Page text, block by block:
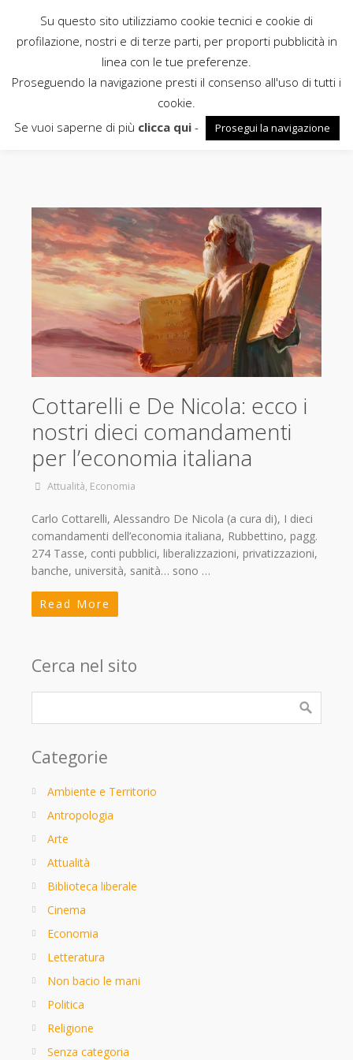
Rubbettino
Cottarelli
Cottarelli e De Nicola: ecco i
nostri dieci comandamenti
per l’economia italiana
Attualità, Economia
Carlo Cottarelli, Alessandro De Nicola (a cura di), I dieci
comandamenti dell’economia italiana, Rubbettino, pagg.
274 Tasse, conti pubblici, liberalizzazioni, privatizzazioni,
banche, università, sanità… sono …
Read More
Cerca nel sito
Categorie
Ambiente e Territorio
Antropologia
Arte
Attualità
Biblioteca liberale
Cinema
Economia
Letteratura
Non bacio le mani
Politica
Religione
Senza categoria
Su questo sito utilizziamo cookie tecnici e cookie di
profilazione, nostri e di terze parti, per proporti pubblicità in
linea con le tue preferenze.
Proseguendo la navigazione presti il consenso all'uso di tutti i
cookie.
Se vuoi saperne di più clicca qui- Prosegui la navigazione